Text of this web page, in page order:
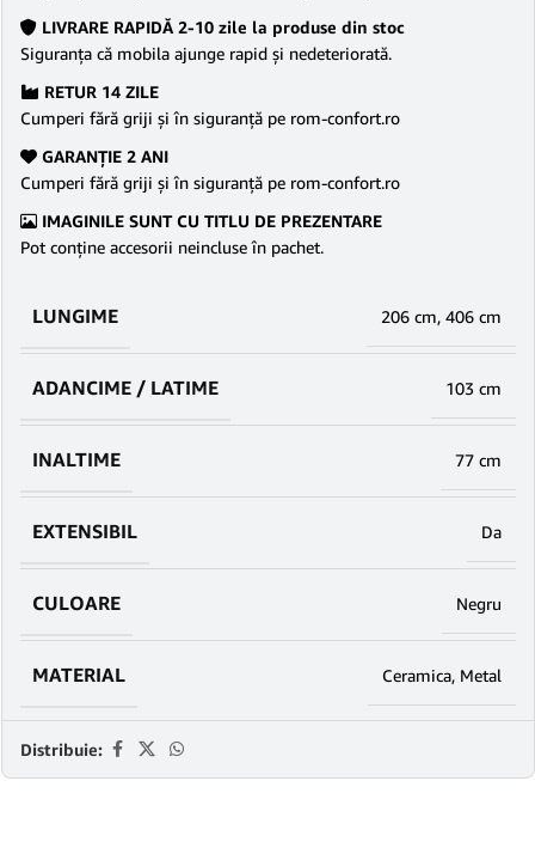
LIVRARE RAPIDĂ 2-10 zile la produse din stoc
Siguranţa că mobila ajunge rapid şi nedeteriorată.
RETUR 14 ZILE
Cumperi fără griji şi în siguranţă pe rom-confort.ro
GARANŢIE 2 ANI
Cumperi fără griji şi în siguranţă pe rom-confort.ro
IMAGINILE SUNT CU TITLU DE PREZENTARE
Pot conține accesorii neincluse în pachet.
LUNGIME 206 cm, 406 cm
ADANCIME / LATIME 103 cm
INALTIME 77 cm
EXTENSIBIL Da
CULOARE Negru
MATERIAL Ceramica, Metal
Distribuie: